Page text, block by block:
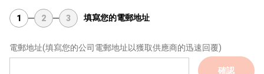
1 2 3 填寫您的電郵地址
電郵地址(填寫您的公司電郵地址以獲取供應商的迅速回覆)
確認